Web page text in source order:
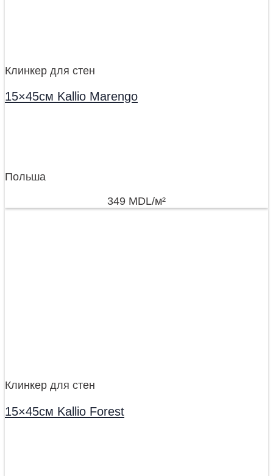
Клинкер для стен
15×45см Kallio Marengo
Польша
349 MDL/м²
Клинкер для стен
15×45см Kallio Forest